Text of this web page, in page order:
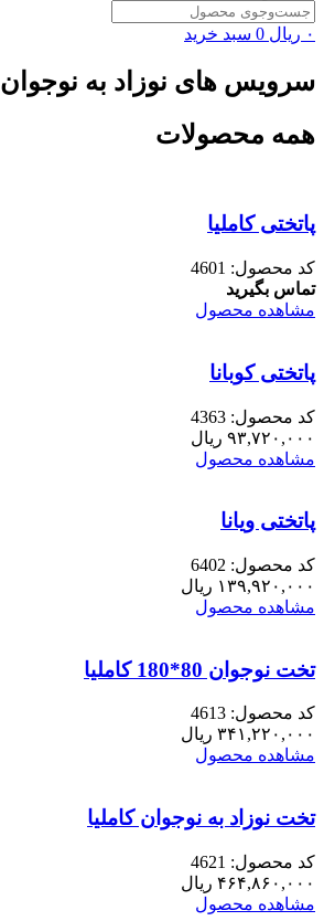
۰ ریال 0 سبد خرید
سرویس های نوزاد به نوجوان
همه محصولات
پاتختی کاملیا
کد محصول: 4601
تماس بگیرید
مشاهده محصول
پاتختی کوبانا
کد محصول: 4363
۹۳,۷۲۰,۰۰۰ ریال
مشاهده محصول
پاتختی ویانا
کد محصول: 6402
۱۳۹,۹۲۰,۰۰۰ ریال
مشاهده محصول
تخت نوجوان 80*180 کاملیا
کد محصول: 4613
۳۴۱,۲۲۰,۰۰۰ ریال
مشاهده محصول
تخت نوزاد به نوجوان کاملیا
کد محصول: 4621
۴۶۴,۸۶۰,۰۰۰ ریال
مشاهده محصول